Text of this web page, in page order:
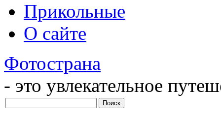
Прикольные
О сайте
Фотострана
- это увлекательное